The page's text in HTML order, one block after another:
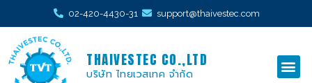
02-420-4430-31 support@thaivestec.com
THAIVESTEC CO.,LTD
บริษัท ไทยเวสเทค จำกัด